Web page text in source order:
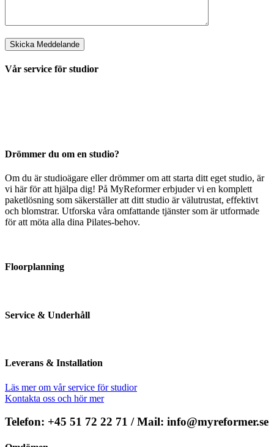
Vår service för studior
Drömmer du om en studio?
Om du är studioägare eller drömmer om att starta ditt eget studio, är
vi här för att hjälpa dig! På MyReformer erbjuder vi en komplett
paketlösning som säkerställer att ditt studio är välutrustat, effektivt
och blomstrar. Utforska våra omfattande tjänster som är utformade
för att möta alla dina Pilates-behov.
Floorplanning
Service & Underhåll
Leverans & Installation
Läs mer om vår service för studior
Kontakta oss och hör mer
Telefon: +45 51 72 22 71 / Mail: info@myreformer.se